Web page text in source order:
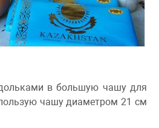
в большую чашу для
чашу диаметром 21 см